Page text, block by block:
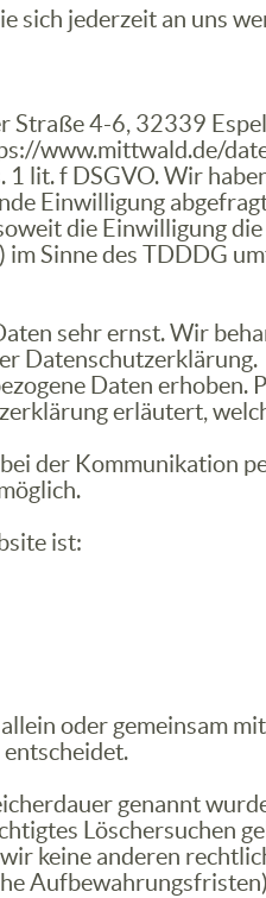
sich jederzeit an uns
Straße 4-6, 32339
www.mittwald.de/
lit. f DSGVO. Wir
Einwilligung
die Einwilligung
Sinne des TDDDG
sehr ernst. Wir
Datenschutzerklärung.
Daten erhoben.
erläutert,
der Kommunikation
ist:
oder gemeinsam
entscheidet.
genannt
Löschersuchen
keine anderen